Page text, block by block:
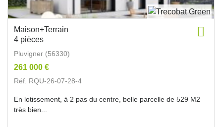
Maison+Terrain
4 pièces
Pluvigner (56330)
261 000 €
Réf. RQU-26-07-28-4
En lotissement, à 2 pas du centre, belle parcelle de 529 M2
très bien...